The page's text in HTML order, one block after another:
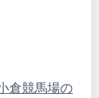
倉競馬場の